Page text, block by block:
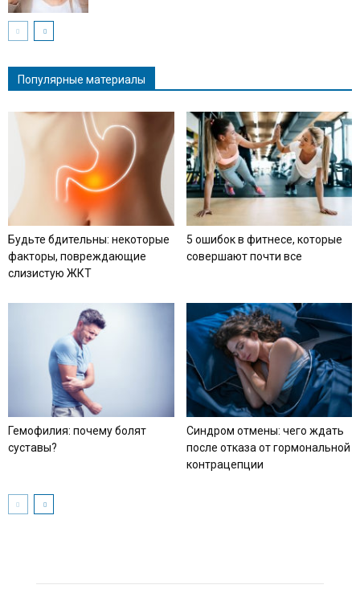
Популярные материалы
Будьте бдительны: некоторые
факторы, повреждающие
слизистую ЖКТ
5 ошибок в фитнесе, которые
совершают почти все
Гемофилия: почему болят
суставы?
Синдром отмены: чего ждать
после отказа от гормональной
контрацепции